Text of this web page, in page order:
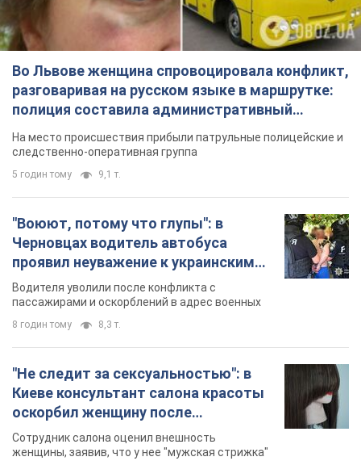
Во Львове женщина спровоцировала конфликт,
разговаривая на русском языке в маршрутке:
полиция составила административный
протокол. Видео
На место происшествия прибыли патрульные полицейские и
следственно-оперативная группа
5 годин тому 9,1 т.
"Воюют, потому что глупы": в
Черновцах водитель автобуса
проявил неуважение к украинским
военным и поплатился за это.
Видео
Водителя уволили после конфликта с
пассажирами и оскорблений в адрес военных
8 годин тому 8,3 т.
"Не следит за сексуальностью": в
Киеве консультант салона красоты
оскорбил женщину после
химиотерапии, разгорелся скандал.
Фото
Сотрудник салона оценил внешность
женщины, заявив, что у нее "мужская стрижка"